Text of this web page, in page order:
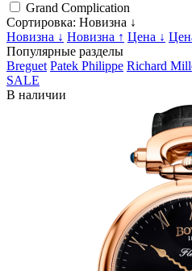
Grand Complication
Сортировка: Новизна ↓
Новизна ↓ Новизна ↑ Цена ↓
Популярные разделы
Breguet Patek Philippe Richard
SALE
В наличии